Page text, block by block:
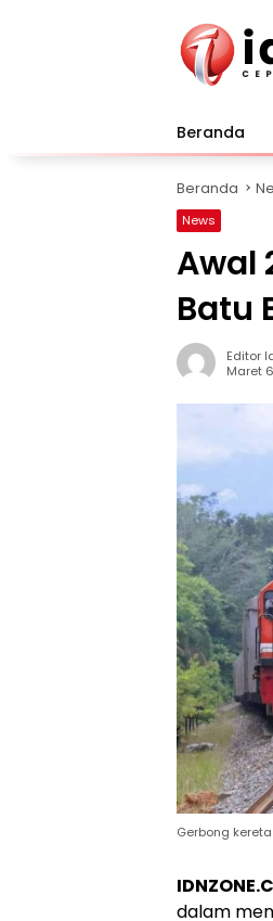
Beranda
Beranda
News
Awal
Batu
Editor
Maret
Gerbong
dalam